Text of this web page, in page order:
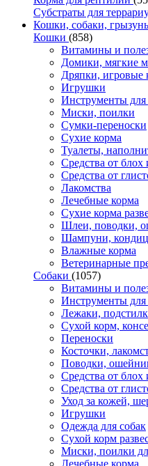
Субстраты для
Кошки, собаки,
Кошки (858)
Витамины и
Домики, мягкие
Дряпки, игровые
Игрушки
Инструменты для
Миски, поилки
Сумки-переноски
Сухие корма
Туалеты,
Средства от блох
Средства от
Лакомства
Лечебные корма
Сухие корма
Шлеи, поводки,
Шампуни,
Влажные корма
Ветеринарные
Собаки (1057)
Витамины и
Инструменты для
Лежаки,
Сухой корм,
Переноски
Косточки,
Поводки,
Средства от блох
Средства от
Уход за кожей,
Игрушки
Одежда для собак
Сухой корм
Миски, поилки
Лечебные корма